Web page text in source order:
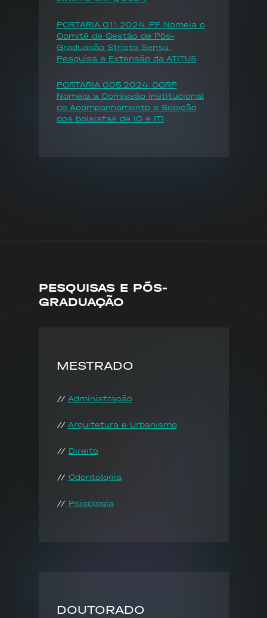
PORTARIA 011.2024_PF Nomeia o
Comitê de Gestão de Pós-
Graduação Stricto Sensu,
Pesquisa e Extensão da ATITUS
PORTARIA 005.2024_CORP
Nomeia a Comissão Institucional
de Acompanhamento e Seleção
dos bolsistas de IC e ITI
PESQUISAS E PÓS-
GRADUAÇÃO
MESTRADO
// Administração
// Arquitetura e Urbanismo
// Direito
// Odontologia
// Psicologia
DOUTORADO